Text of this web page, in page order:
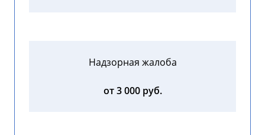
Надзорная жалоба
от 3 000 руб.